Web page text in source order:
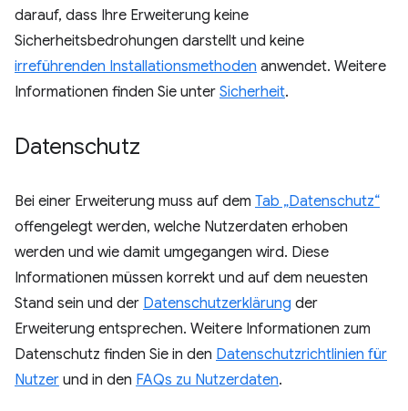
darauf, dass Ihre Erweiterung keine
Sicherheitsbedrohungen darstellt und keine
irreführenden Installationsmethoden anwendet. Weitere
Informationen finden Sie unter Sicherheit.
Datenschutz
Bei einer Erweiterung muss auf dem Tab „Datenschutz“
offengelegt werden, welche Nutzerdaten erhoben
werden und wie damit umgegangen wird. Diese
Informationen müssen korrekt und auf dem neuesten
Stand sein und der Datenschutzerklärung der
Erweiterung entsprechen. Weitere Informationen zum
Datenschutz finden Sie in den Datenschutzrichtlinien für
Nutzer und in den FAQs zu Nutzerdaten.